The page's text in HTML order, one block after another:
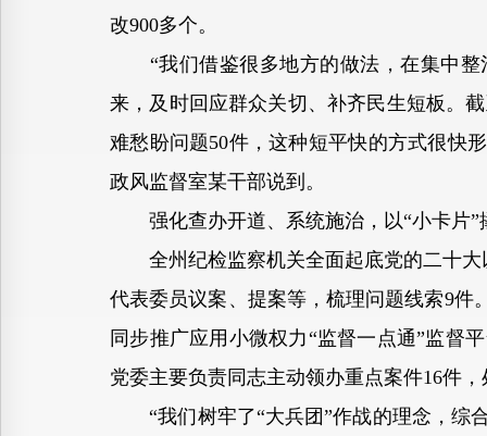
改900多个。
“我们借鉴很多地方的做法，在集中整
来，及时回应群众关切、补齐民生短板。
难愁盼问题50件，这种短平快的方式很快
政风监督室某干部说到。
强化查办开道、系统施治，以“小卡片”
全州纪检监察机关全面起底党的二十大
代表委员议案、提案等，梳理问题线索9件
同步推广应用小微权力“监督一点通”监督
党委主要负责同志主动领办重点案件16件
“我们树牢了“大兵团”作战的理念，综合